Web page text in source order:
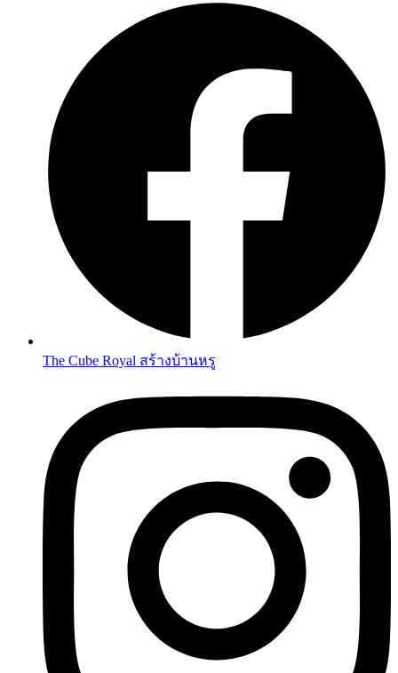
The Cube Royal สร้างบ้านหรู